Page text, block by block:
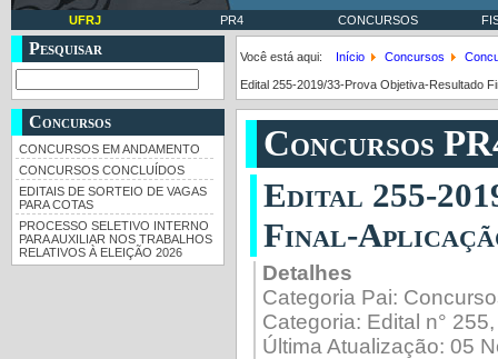
UFRJ PR4 CONCURSOS
Pesquisar
Concursos
CONCURSOS EM ANDAMENTO
CONCURSOS CONCLUÍDOS
EDITAIS DE SORTEIO DE VAGAS
PARA COTAS
PROCESSO SELETIVO INTERNO
PARA AUXILIAR NOS TRABALHOS
RELATIVOS À ELEIÇÃO 2026
Você está aqui: Início Concursos
Edital 255-2019/33-Prova Objetiva-Resultado
Concursos
Edital 255-
Final-
Detalhes
Categoria Pai:
Categoria: Edital n°
Última Atualização: 05